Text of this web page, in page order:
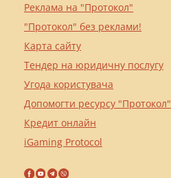
Реклама на "Протокол"
"Протокол" без реклами!
Карта сайту
Тендер на юридичну послугу
Угода користувача
Допомогти ресурсу "Протокол"
Кредит онлайн
iGaming Protocol